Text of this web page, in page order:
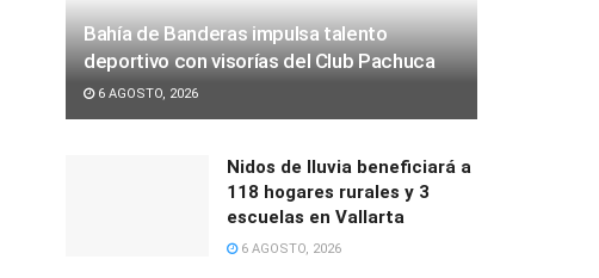
Bahía de Banderas impulsa talento
deportivo con visorías del Club Pachuca
6 AGOSTO, 2026
Nidos de lluvia beneficiará a
118 hogares rurales y 3
escuelas en Vallarta
6 AGOSTO, 2026